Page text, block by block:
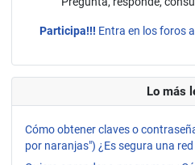
Participa!!! Entra en los foros
Lo más
Cómo obtener claves o
por naranjas") ¿Es segura una